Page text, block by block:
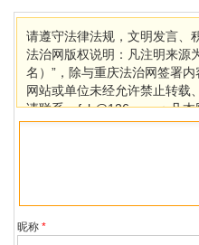
请遵守法律法规，文明发言、
法治网版权说明：凡注明来源
名）”，除与重庆法治网签署
网站或单位未经允许禁止转载
请联系cqfzb@126.com；凡
网）”的作品，均转载自其它
昵称*